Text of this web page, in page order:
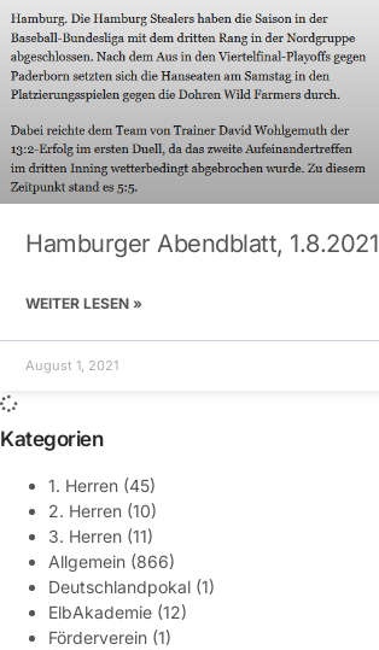
Hamburger Abendblatt, 1.8.2021
WEITER LESEN »
August 1, 2021
Kategorien
1. Herren (45)
2. Herren (10)
3. Herren (11)
Allgemein (866)
Deutschlandpokal (1)
ElbAkademie (12)
Förderverein (1)